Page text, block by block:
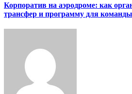
Корпоратив на аэродроме: как
трансфер и программу для команды